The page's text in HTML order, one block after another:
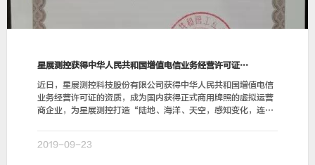
星展测控获得中华人民共和国增值电信业务经营许可证的资质
近日，星展测控科技股份有限公司获得中华人民共和国增值电信
业务经营许可证的资质，成为国内获得正式商用牌照的虚拟运营
商企业，为星展测控打造“陆地、海洋、天空，感知变化，连接
2019-09-23